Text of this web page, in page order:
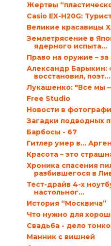
Жертвы
Casio EX-H20G:
Великие красавицы
Землетрясение в
ядерного испыта...
Право на оружие – за
Александр Барыкин:
восстановил, поэт...
Лукашенко: "Все мы
Free Studio
Новости в
Загадки подводных
Барбосы - 67
Гитлер умер в…
Красота – это
Хроника спасения
разбившегося в
Тест-драйв 4-х
настольног...
История “Москвича”
Что нужно для
Свадьба - дело
Манник с вишней